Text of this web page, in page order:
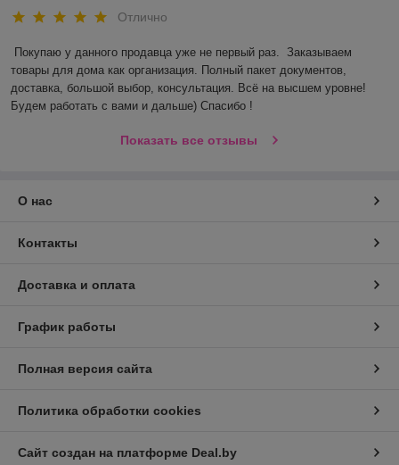
Отлично
Покупаю у данного продавца уже не первый раз.  Заказываем
товары для дома как организация. Полный пакет документов,
доставка, большой выбор, консультация. Всё на высшем уровне!
Будем работать с вами и дальше) Спасибо !
Показать все отзывы
О нас
Контакты
Доставка и оплата
График работы
Полная версия сайта
Политика обработки cookies
Сайт создан на платформе Deal.by